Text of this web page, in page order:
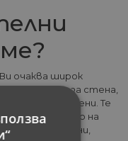
очаква широк
за таван, за стена,
достъпни цени. Те
и качество на
дизайни,